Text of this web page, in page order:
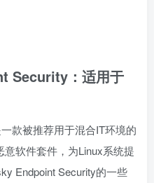
Security：适用于
款被推荐用于混合IT环境的
软件套件，为Linux系统提
Endpoint Security的一些